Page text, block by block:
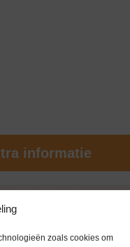
zoals cookies om
informatie